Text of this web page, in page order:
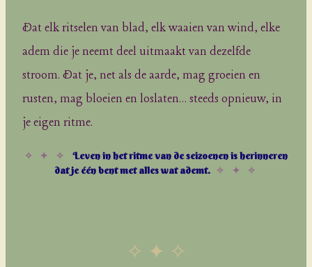
Dat elk ritselen van blad, elk waaien van wind, elke
adem die je neemt deel uitmaakt van dezelfde
stroom. Dat je, net als de aarde, mag groeien en
rusten, mag bloeien en loslaten… steeds opnieuw, in
je eigen ritme.
✧ ✦ ✧
Leven in het ritme van de seizoenen is herinneren
dat je één bent met alles wat ademt. ✧ ✦ ✧
✧ ✦ ✧